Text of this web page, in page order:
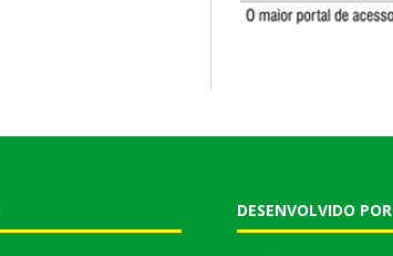
DESENVOLVIDO